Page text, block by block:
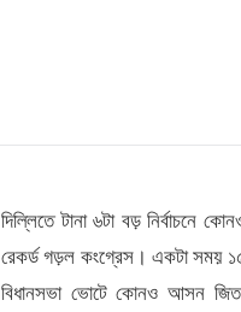
দিল্লিতে টানা ৬টা বড় নির্বাচনে
রেকর্ড গড়ল কংগ্রেস। একটা সময় ১৫
বিধানসভা ভোটে কোনও আসন